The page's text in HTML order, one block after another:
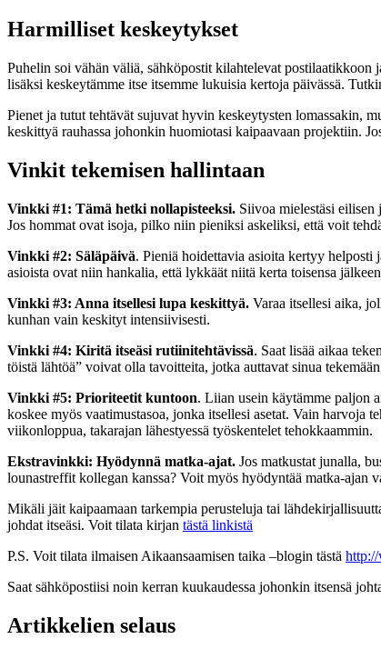
Harmilliset keskeytykset
Puhelin soi vähän väliä, sähköpostit kilahtelevat postilaatikkoon
lisäksi keskeytämme itse itsemme lukuisia kertoja päivässä.
Pienet ja tutut tehtävät sujuvat hyvin keskeytysten lomassakin,
keskittyä rauhassa johonkin huomiotasi kaipaavaan projektiin.
Vinkit tekemisen hallintaan
Vinkki #1: Tämä hetki nollapisteeksi. Siivoa mielestäsi eilisen
Jos hommat ovat isoja, pilko niin pieniksi askeliksi, että voit
Vinkki #2: Säläpäivä. Pieniä hoidettavia asioita kertyy
asioista ovat niin hankalia, että lykkäät niitä kerta toisensa
Vinkki #3: Anna itsellesi lupa keskittyä. Varaa itsellesi aika,
kunhan vain keskityt intensiivisesti.
Vinkki #4: Kiritä itseäsi rutiinitehtävissä. Saat lisää aikaa
töistä lähtöä” voivat olla tavoitteita, jotka auttavat sinua
Vinkki #5: Prioriteetit kuntoon. Liian usein käytämme paljon
koskee myös vaatimustasoa, jonka itsellesi asetat. Vain harvoja
viikonloppua, takarajan lähestyessä työskentelet tehokkaammin.
Ekstravinkki: Hyödynnä matka-ajat. Jos matkustat junalla,
lounastreffit kollegan kanssa? Voit myös hyödyntää matka-
Mikäli jäit kaipaamaan tarkempia perusteluja tai
johdat itseäsi. Voit tilata kirjan tästä linkistä
P.S. Voit tilata ilmaisen Aikaansaamisen taika –blogin tästä
Saat sähköpostiisi noin kerran kuukaudessa johonkin itsensä
Artikkelien selaus